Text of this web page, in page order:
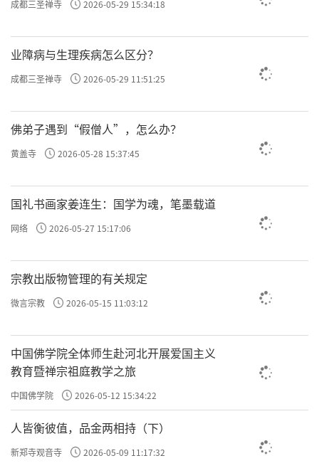
成都三圣禅寺 2026-05-29 15:34:18
业障病与生理疾病怎么区分？
成都三圣禅寺 2026-05-29 11:51:25
佛弟子遇到“假僧人”，怎么办？
黄盖寺 2026-05-28 15:37:45
国礼书画家姜连生：国学为魂，笔墨载道
网络 2026-05-27 15:17:06
宗教出版物管理的有关规定
微言宗教 2026-05-15 11:03:12
中国佛学院全体师生赴河北开展爱国主义
教育暨禅宗祖庭教学之旅
中国佛学院 2026-05-12 15:34:22
人皆衡彼值，品金两相持（下）
新郑寺观音寺 2026-05-09 11:17:32